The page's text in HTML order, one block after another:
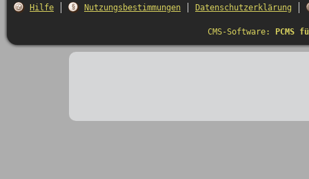
Hilfe Nutzungsbestimmungen Datenschutzerklärung
CMS-Software: PCMS